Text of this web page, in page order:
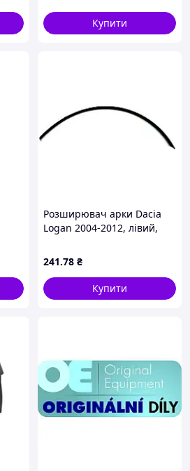
Купити
Розширювач арки Dacia
Logan 2004-2012, лівий,
303
241.78 ₴
Купити